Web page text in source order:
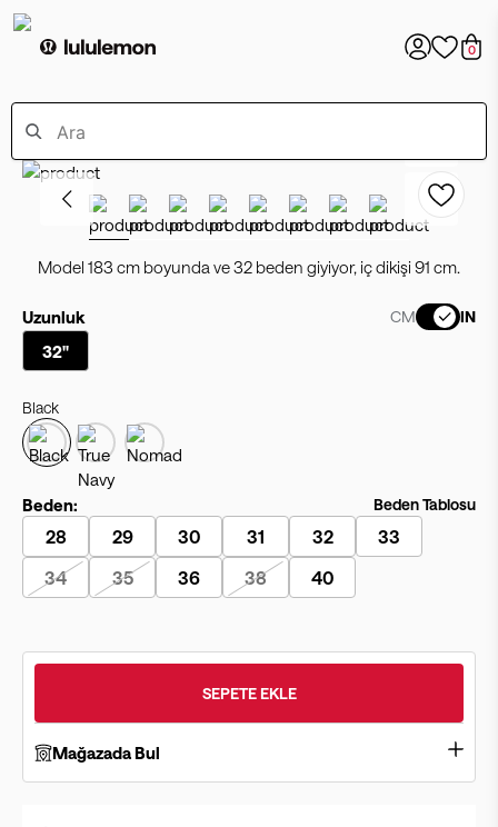
0
Model 183 cm boyunda ve 32 beden giyiyor, iç dikişi 91 cm.
Uzunluk CM IN
32"
Black
Beden: Beden Tablosu
28 29 30 31 32
33
34
35 36 38 40
SEPETE EKLE
Mağazada Bul